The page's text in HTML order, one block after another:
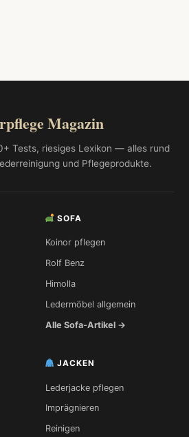
Magazin
Tests, riesiges Lexikon — alles rund
und Pflegeprodukte.
SOFA
Koinor pflegen
Rolf Benz
Himolla
Ledermöbel allgemein
Alle Sofa-Artikel →
JACKEN
Lederjacke pflegen
Imprägnieren
Reinigen